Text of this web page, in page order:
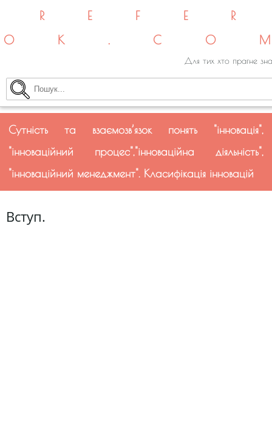
Для тих хто прагне
Сутність та взаємозв’язок понять "інновація",
"інноваційний процес","інноваційна діяльність",
"інноваційний менеджмент". Класифікація інновацій
Вступ.